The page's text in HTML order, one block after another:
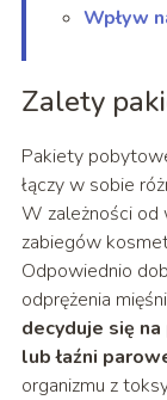
Wpływ
Zalety
Pakiety
łączy w sobie
W zależności od
zabiegów
Odpowiednio
odprężenia
decyduje się
lub łaźni
organizmu z